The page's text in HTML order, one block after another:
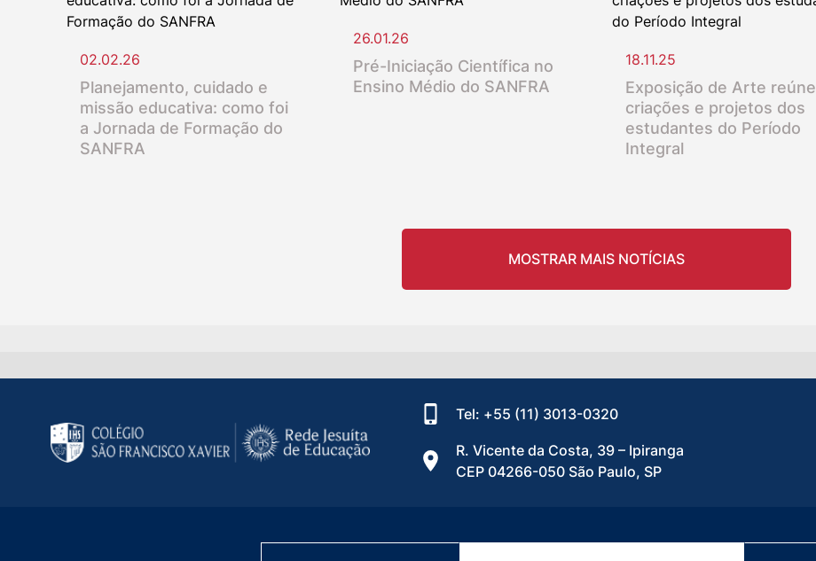
02.02.26
Planejamento, cuidado e
missão educativa: como foi
a Jornada de Formação do
SANFRA
26.01.26
Pré-Iniciação Científica no
Ensino Médio do SANFRA
18.11.25
Exposição de Arte reúne
criações e projetos dos
estudantes do Período
Integral
MOSTRAR MAIS NOTÍCIAS
Tel: +55 (11) 3013-0320
R. Vicente da Costa, 39 – Ipiranga
CEP 04266-050 São Paulo, SP